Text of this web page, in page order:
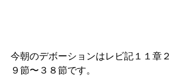
今朝のデボーションはレビ記１１章２
９節〜３８節です。